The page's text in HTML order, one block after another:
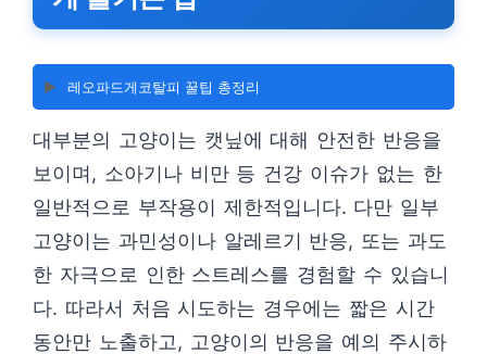
▶️ 레오파드게코탈피 꿀팁 총정리
대부분의 고양이는 캣닢에 대해 안전한 반응을
보이며, 소아기나 비만 등 건강 이슈가 없는 한
일반적으로 부작용이 제한적입니다. 다만 일부
고양이는 과민성이나 알레르기 반응, 또는 과도
한 자극으로 인한 스트레스를 경험할 수 있습니
다. 따라서 처음 시도하는 경우에는 짧은 시간
동안만 노출하고, 고양이의 반응을 예의 주시하